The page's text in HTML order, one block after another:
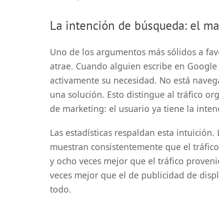
La intención de búsqueda: el
Uno de los argumentos más sólidos a
atrae. Cuando alguien escribe en
activamente su necesidad. No está
una solución. Esto distingue al tráfico
de marketing: el usuario ya tiene la
Las estadísticas respaldan esta
muestran consistentemente que el
y ocho veces mejor que el tráfico
veces mejor que el de publicidad de
todo.